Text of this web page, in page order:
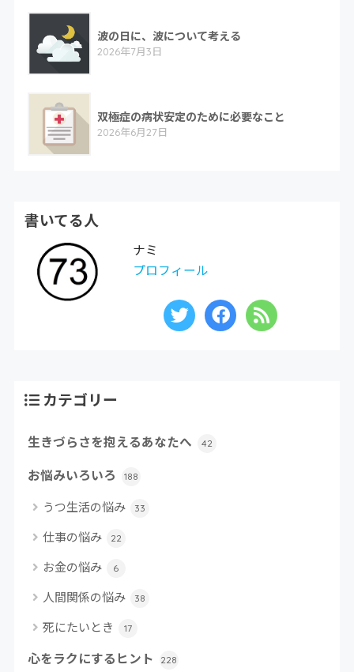
波の日に、波について考える
2026年7月3日
双極症の病状安定のために必要なこと
2026年6月27日
書いてる人
ナミ
プロフィール
カテゴリー
生きづらさを抱えるあなたへ 42
お悩みいろいろ 188
うつ生活の悩み 33
仕事の悩み 22
お金の悩み 6
人間関係の悩み 38
死にたいとき 17
心をラクにするヒント 228